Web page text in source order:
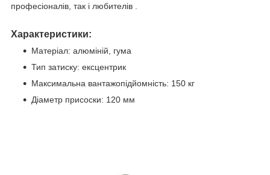
професіоналів, так і любителів .
Характеристики:
Матеріал: алюміній, гума
Тип затиску: ексцентрик
Максимальна вантажопідйомність: 150 кг
Діаметр присоски: 120 мм